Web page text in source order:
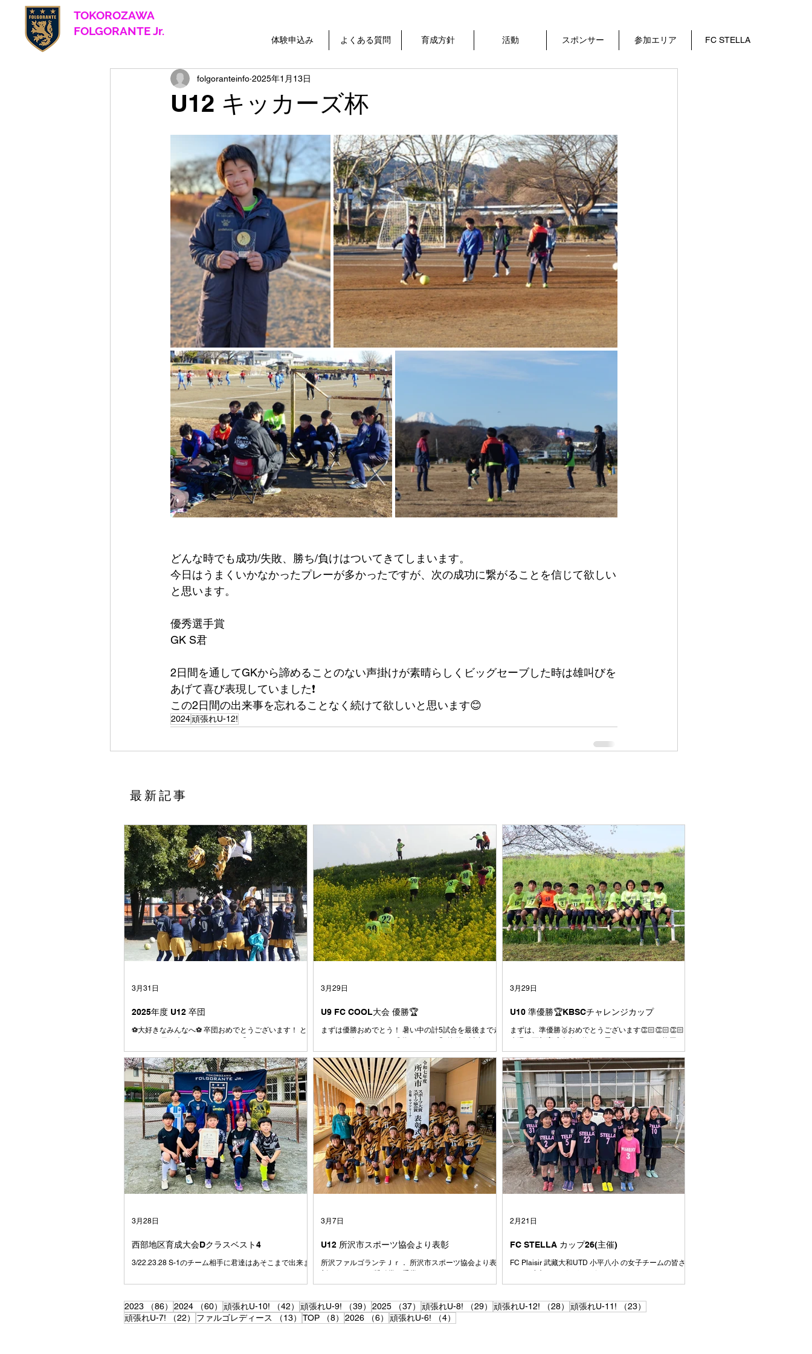
TOKOROZAWA
​ FOLGORANTE Jr.
体験申込み よくある質問 育成方針 活動 スポンサー 参加エリア FC STELLA
U12 キッカーズ杯
folgoranteinfo 2025年1月13日
どんな時でも成功/失敗、勝ち/負けはついてきてしまいます。
今日はうまくいかなかったプレーが多かったですが、次の成功に繋がることを信じて欲しい
と思います。
優秀選手賞
GK S君
2日間を通してGKから諦めることのない声掛けが素晴らしくビッグセーブした時は雄叫びを
あげて喜び表現していました❗️
この2日間の出来事を忘れることなく続けて欲しいと思います😊
2024頑張れU-12!
​最新記事
2025年度 U12 卒団
⚽️大好きなみんなへ⚽️ 卒団おめでとうございます！ とう
大きかった4号級のボール またぐのも大変だったボール
も、今じゃとても小さく感じます⚽️ みんなは小さい時か
ら、 やんちゃで、うるさくて、 でもとても素直で、よ
く笑う子たちでした☺️ みんなとはじめて出会った1年生
の頃、何人かはすでにファルゴに入っていて、その時は
まだここにいるメンバーの数人でしたね 人数が減った
りもしたけれども、学年が上がるに連れて、また少しず
つ仲間が増えていきました⚽️ それはきっと、みんなが楽
しそうにサッカーをして、なにより仲間を大切にしてい
て、 とても魅力のあるチームだったからだと コーチは
思っています☺️ みんなは、たまたま同じ世代に生まれ
て、 いろいろな小学校から集まってきました 本来なら
別々の場所で過ごしていたかもしれない17人が、サッカ
ーを通じて出会い、どこよりも仲の良いチームになりま
た💪 試合に負けて悔し
3月31日
U9 FC COOL大会 優勝🏆
まずは優勝おめでとう！ 暑い中の計5試合を最後まで走
とつもなかった中で、ここまでチームとしてしっかりゴ
ールを決めきる力やシュートを打たせない意識がどんど
んついてきていると感じています。ここで満足せずに攻
撃でも守備でも、もっと1点にこだわってプレイ出来る
とみんなもっと強くなれます！！ とにかく、本当にお
疲れ様でした👏 おめでとう🎊
3月29日
U10 準優勝🏆KBSCチャレンジカップ
まずは、準優勝🥈おめでとうございます👏🏻👏🏻👏🏻
ために全ての試合を全力で臨むこと、4年として最後の
大会で有終の美を飾って新年度トップの活動に繋げられ
るように優勝目指して臨むことを伝えて大会に挑みまし
た⚽️ 課題であった試合の入り方はとても良かったです👍
よく声も出ていたし、コミュニケーションが取れていた
と思います👍 2試合目、３試合目と集中力や気持ちのコ
ントロールに波があるのは今後の課題です💦 それで
も、1日を通してよく走り、よく頑張りました👍 今日対
戦したチームもよいチームばかりでした⚽️ 相手をリスペ
クトし、上手さや強さを持つチームの良いところはどん
どん吸収して、より成長していきましょう👍 この一年
で、それぞれの選手ごとにできることがたくさん増えた
と思います👍が、周りを見ると上手い選手、強い選手は
たくさんいます⚽️ いまできていないことは、たくさん練
にコーチ達
3月29日
西部地区育成大会Dクラスベスト4
3/22.23.28 S-1のチーム相手に君達はあそこまで出来ま
3月28日
U12 所沢市スポーツ協会より表彰
所沢ファルゴランテＪｒ． 所沢市スポーツ協会より表
3月7日
FC STELLA カップ26(主催)
FC Plaisir 武藏大和UTD 小平八小 の女子チームの皆さ
2月21日
2023 （86） 86件の記事
2024 （60） 60件の記事
頑張れU-10! （42） 42件の記事
頑張れU-9! （39） 39件の記事
2025 （37） 37件の記事
頑張れU-8! （29） 29件の記事
頑張れU-12! （28） 28件の記事
頑張れU-11! （23）
頑張れU-7!
（22） 22件の記事
ファルゴレディース （13） 13件の記事
TOP （8） 8件の記事
2026 （6） 6件の記事
頑張れU-6! （4）